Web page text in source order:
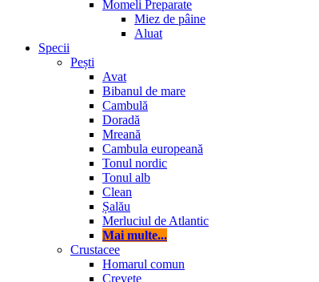
Momeli Preparate
Miez de pâine
Aluat
Specii
Pești
Avat
Bibanul de mare
Cambulă
Doradă
Mreană
Cambula europeană
Tonul nordic
Tonul alb
Clean
Șalău
Merluciul de Atlantic
Mai multe...
Crustacee
Homarul comun
Crevete